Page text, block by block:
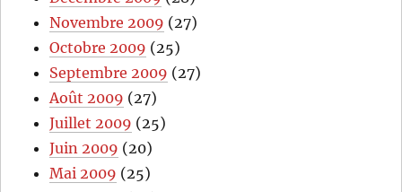
Novembre 2009 (27)
Octobre 2009 (25)
Septembre 2009 (27)
Août 2009 (27)
Juillet 2009 (25)
Juin 2009 (20)
Mai 2009 (25)